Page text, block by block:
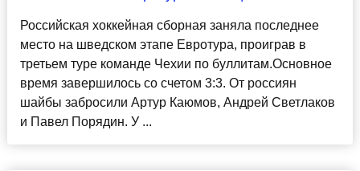
Российская хоккейная сборная заняла последнее
место на шведском этапе Евротура, проиграв в
третьем туре команде Чехии по буллитам.Основное
время завершилось со счетом 3:3. От россиян
шайбы забросили Артур Каюмов, Андрей Светлаков
и Павел Порядин. У ...